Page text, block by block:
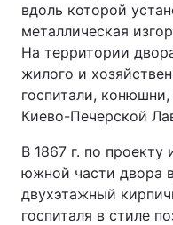
вдоль которой
металлическая
На территории
жилого и
госпитали,
Киево-Печерской
В 1867 г. по
южной части двора
двухэтажный
госпиталя в стиле